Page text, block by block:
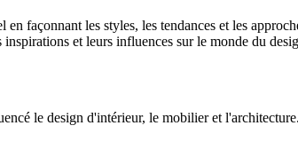
façonnant les styles, les tendances et les
et leurs influences sur le monde du
le design d'intérieur, le mobilier et